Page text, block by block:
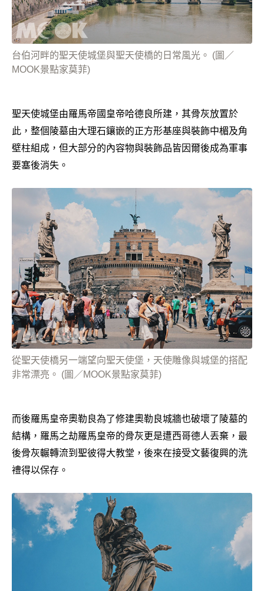
台伯河畔的聖天使城堡與聖天使橋的日常風光。 (圖／
MOOK景點家莫菲)
聖天使城堡由羅馬帝國皇帝哈德良所建，其骨灰放置於
此，整個陵墓由大理石鑲嵌的正方形基座與裝飾中楣及角
壁柱組成，但大部分的內容物與裝飾品皆因爾後成為軍事
要塞後消失。
從聖天使橋另一端望向聖天使堡，天使雕像與城堡的搭配
非常漂亮。 (圖／MOOK景點家莫菲)
而後羅馬皇帝奧勒良為了修建奧勒良城牆也破壞了陵墓的
結構，羅馬之劫羅馬皇帝的骨灰更是遭西哥德人丟棄，最
後骨灰輾轉流到聖彼得大教堂，後來在接受文藝復興的洗
禮得以保存。